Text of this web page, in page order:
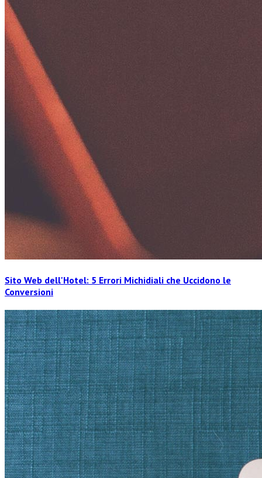
Sito Web dell'Hotel: 5 Errori Michidiali che Uccidono le
Conversioni